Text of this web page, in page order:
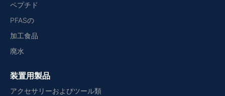
ペプチド
PFASの
加工食品
廃水
装置用製品
アクセサリーおよびツール類